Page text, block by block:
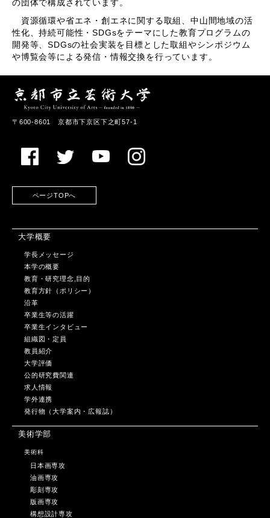
の団体で構成されています。
資源循環や省エネ・創エネに関する取組、中山間地域の活
性化、持続可能性・SDGsをテーマにした教育プログラムの
開発等、SDGsの社会実装を目標とした取組やシンポジウム
や博覧会等による発信・情報交換を行っています。
〒600-8601 京都市下京区下之町57-1
ページTOPへ
大学概要
学長メッセージ
本学の概要
教育・研究理念,目的
教育方針（ポリシー）
沿革
卒業生等の活躍
卒業生インタビュー
組織図・定員
教員紹介
大学評価
公的研究費関連
求人情報
学外連携
発行物（大学案内・広報誌）
美術学部
美術科
日本画専攻
油画専攻
彫刻専攻
版画専攻
構想設計専攻